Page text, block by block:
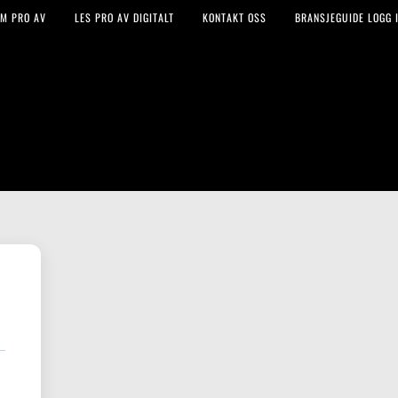
PRO AV LES PRO AV DIGITALT KONTAKT OSS BRANSJEGUIDE